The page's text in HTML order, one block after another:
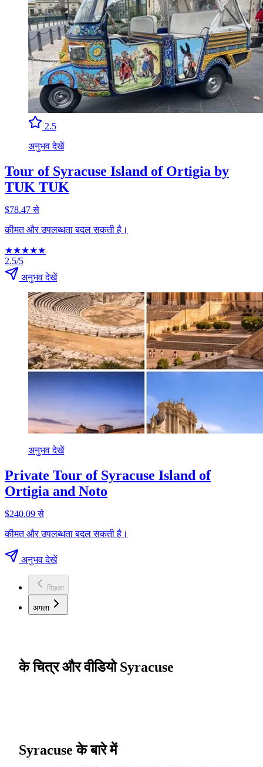
2.5
अनुभव देखें
Tour of Syracuse Island of Ortigia by
TUK TUK
$78.47 से
कीमत और उपलब्धता बदल सकती है।
★★★★★
2.5/5
अनुभव देखें
अनुभव देखें
Private Tour of Syracuse Island of
Ortigia and Noto
$240.09 से
कीमत और उपलब्धता बदल सकती है।
अनुभव देखें
पिछला
अगला
के चित्र और वीडियो Syracuse
Syracuse के बारे में